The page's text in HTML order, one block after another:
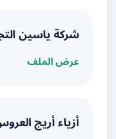
شركة ياسين التجارية
عرض الملف
أزياء أريج العروس